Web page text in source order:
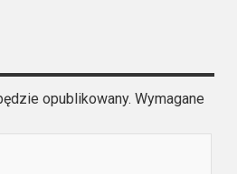
opublikowany. Wymagane